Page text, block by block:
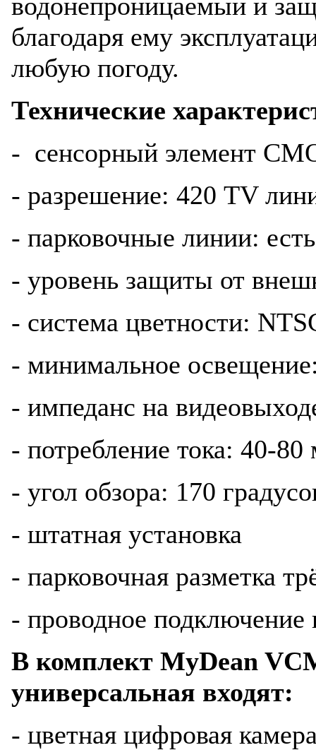
благодаря ему
любую погоду.
Технические
- сенсорный элемент
- разрешение: 420 TV
- парковочные линии: есть
- уровень защиты от
- система цветности:
- минимальное
- импеданс на
- потребление тока: 40-
- угол обзора: 170
- штатная установка
- парковочная разметка
- проводное подключение
В комплект MyDean
универсальная входят:
- цветная цифровая